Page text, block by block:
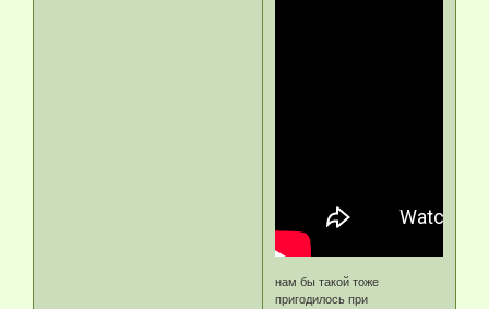
нам бы такой тоже
пригодилось при